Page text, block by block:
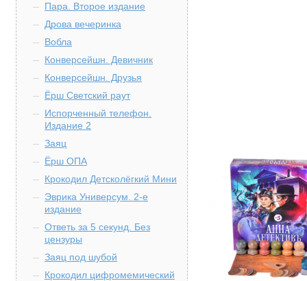
Пара. Второе издание
Дрова вечеринка
Вобла
Конверсейшн. Девичник
Конверсейшн. Друзья
Ёрш Светский раут
Испорченный телефон.
Издание 2
Заяц
Ёрш ОПА
Крокодил Детсколёгкий Мини
Эврика Универсум. 2-е
издание
Ответь за 5 секунд. Без
цензуры
Заяц под шубой
Крокодил цифромемический